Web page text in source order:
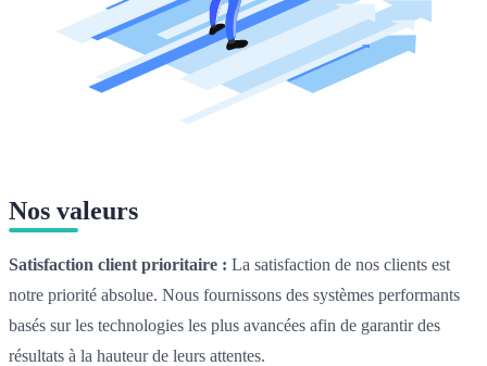
Nos valeurs
Satisfaction client prioritaire : La satisfaction de nos clients est
notre priorité absolue. Nous fournissons des systèmes performants
basés sur les technologies les plus avancées afin de garantir des
résultats à la hauteur de leurs attentes.